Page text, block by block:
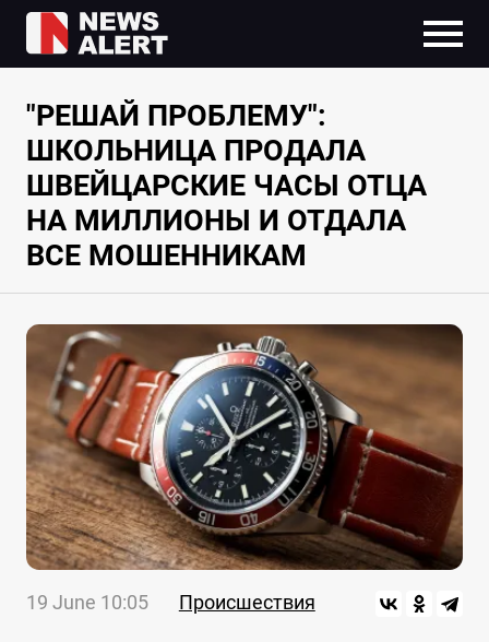
"РЕШАЙ ПРОБЛЕМУ":
ШКОЛЬНИЦА ПРОДАЛА
ШВЕЙЦАРСКИЕ ЧАСЫ ОТЦА
НА МИЛЛИОНЫ И ОТДАЛА
ВСЕ МОШЕННИКАМ
19 June 10:05 Происшествия